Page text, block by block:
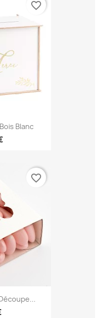
Blanc
favorite_border
favorite_border